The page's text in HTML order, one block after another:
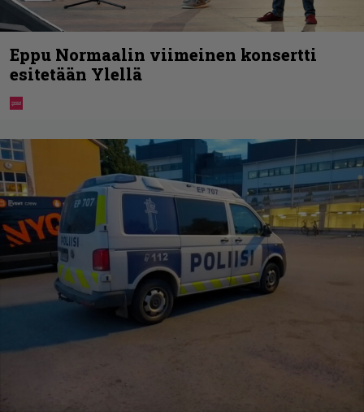
Eppu Normaalin viimeinen konsertti
esitetään Ylellä